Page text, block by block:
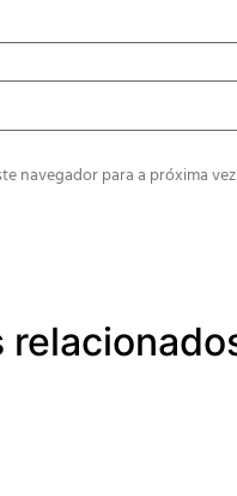
navegador para a próxima